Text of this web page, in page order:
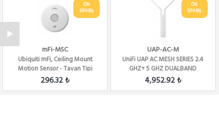
ÖN
SİPARİŞ
mFi-MSC
Ubiquiti mFi, Ceiling Mount
Motion Sensor - Tavan Tipi
Hareket Sen...
296.32 ₺
ÖN
SİPARİŞ
UAP-AC-M
UniFi UAP AC MESH SERIES 2.4
GHZ+ 5 GHZ DUALBAND
4,952.92 ₺